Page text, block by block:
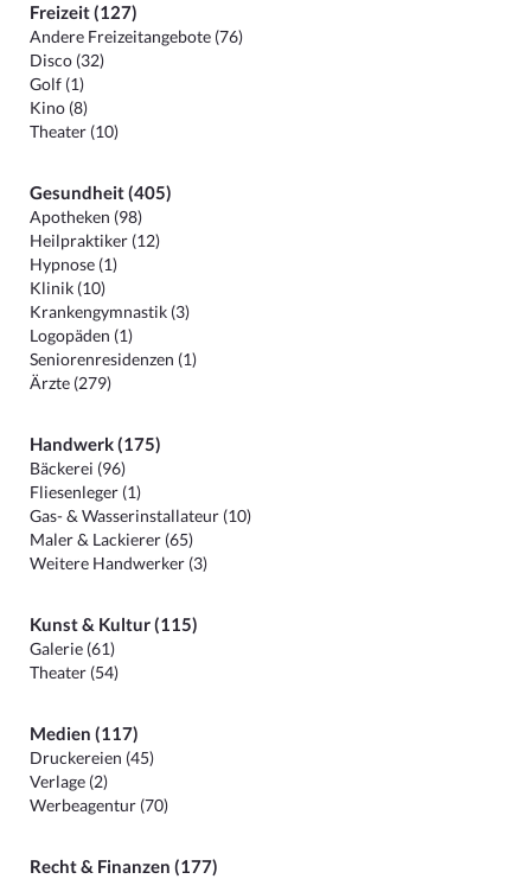
Freizeit (127)
Andere Freizeitangebote (76)
Disco (32)
Golf (1)
Kino (8)
Theater (10)
Gesundheit (405)
Apotheken (98)
Heilpraktiker (12)
Hypnose (1)
Klinik (10)
Krankengymnastik (3)
Logopäden (1)
Seniorenresidenzen (1)
Ärzte (279)
Handwerk (175)
Bäckerei (96)
Fliesenleger (1)
Gas- & Wasserinstallateur (10)
Maler & Lackierer (65)
Weitere Handwerker (3)
Kunst & Kultur (115)
Galerie (61)
Theater (54)
Medien (117)
Druckereien (45)
Verlage (2)
Werbeagentur (70)
Recht & Finanzen (177)